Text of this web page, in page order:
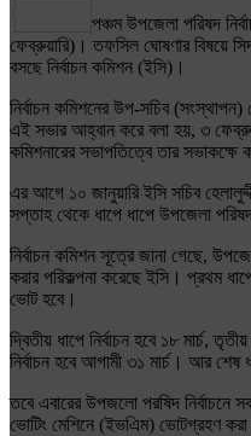
Share
পঞ্চম উপজেলা পরিষদ
ফেব্রুয়ারি)। তফসিল ঘোষণার বিষয়ে
বসছে নির্বাচন কমিশন (ইসি)।
নির্বাচন কমিশনের উপ-সচিব
এই সভার আহ্বান করে বলা হয়, ৩
কমিশনারের সভাপতিত্বে তার
এর আগে ১০ জানুয়ারি ইসি সচিব
সপ্তাহ থেকে ধাপে ধাপে উপজেলা
নির্বাচন কমিশন সূত্রে জানা গেছে,
করার পরিকল্পনা করেছে ইসি। প্রথম
ভোট হবে।
দ্বিতীয় ধাপে নির্বাচন হবে ১৮ মার্চ,
নির্বাচন হবে আগামী ৩১ মার্চ। আর
তবে এবারের উপজলো পরষিদ নির্বাচনে
ভোটিং মেশিনে (ইভএিম) ভোটগ্রহণ